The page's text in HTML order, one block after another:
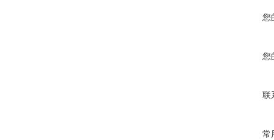
您
您
联
常